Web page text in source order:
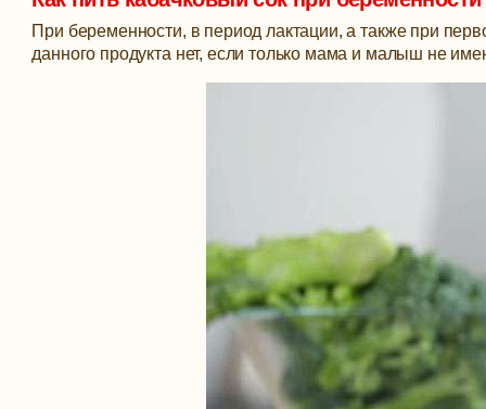
При беременности, в период лактации, а также при
данного продукта нет, если только мама и малыш не